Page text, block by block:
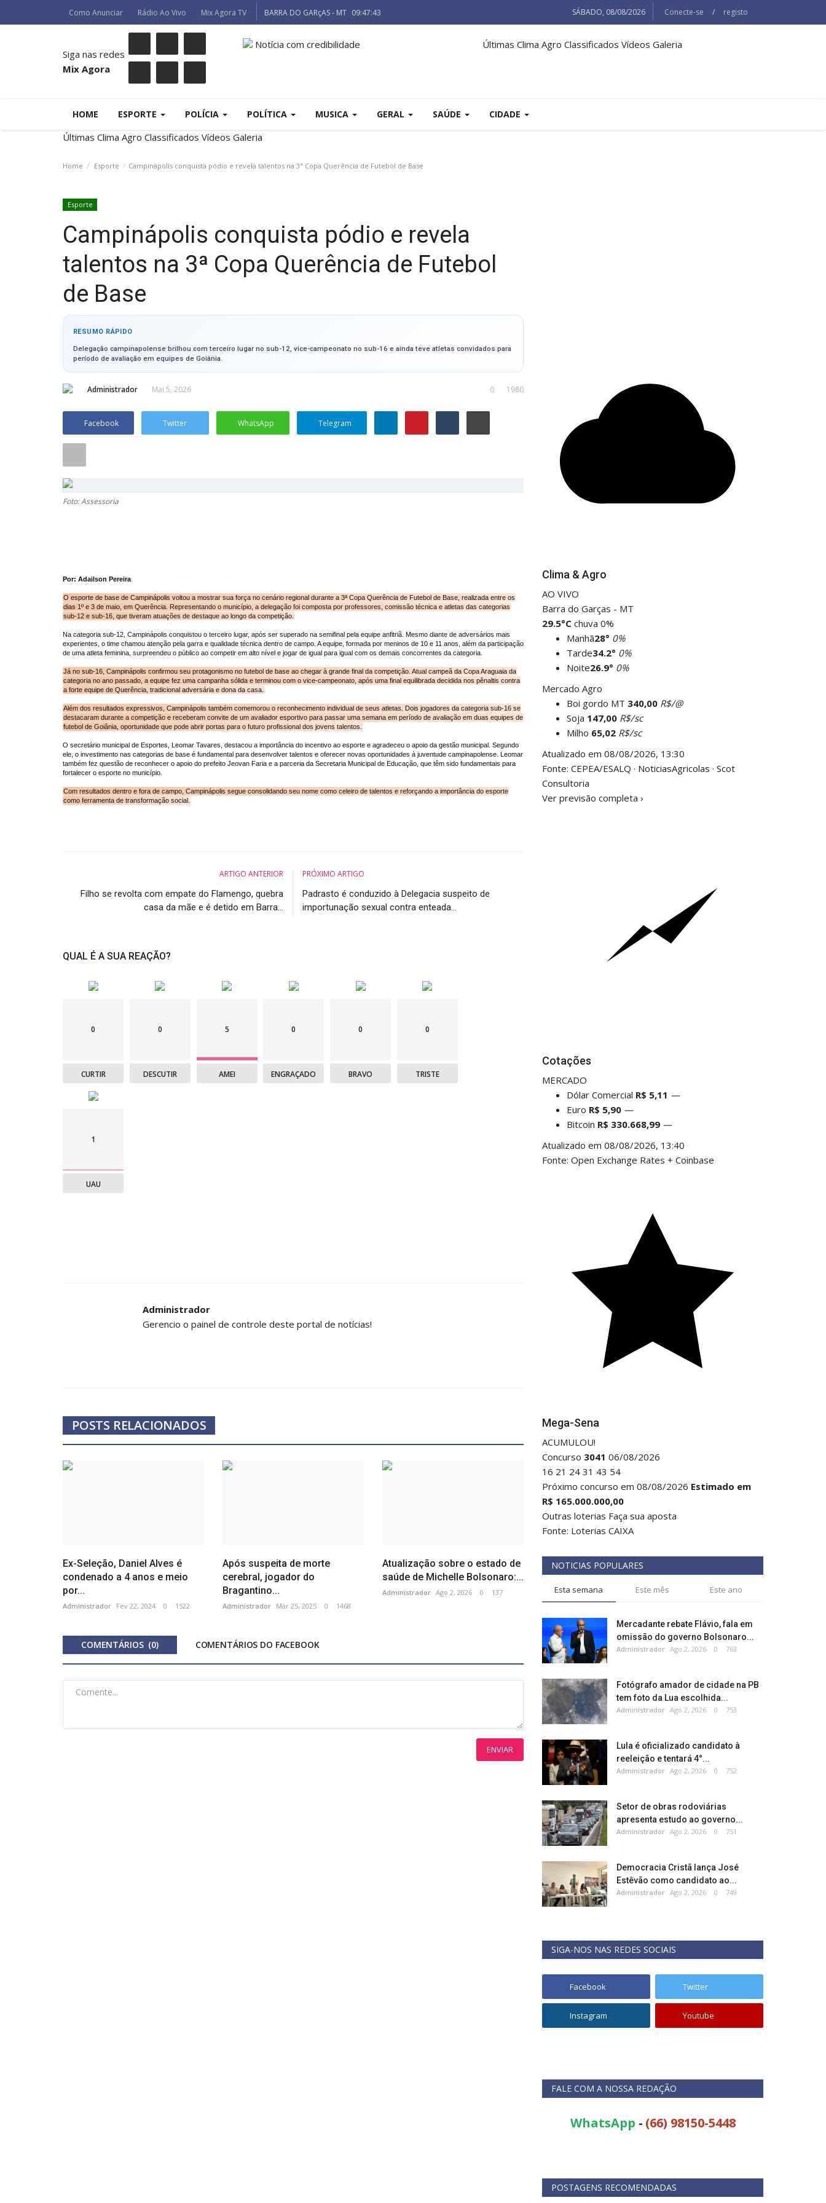
Como Anunciar Rádio Ao Vivo Mix Agora TV BARRA DO GARçAS - MT 09:47:44 SÁBADO, 08/08/2026 Conecte-se / registo
Siga nas redes
Mix Agora
Notícia com credibilidade Últimas Clima Agro Classificados Vídeos Galeria
HOME ESPORTE POLÍCIA POLÍTICA MUSICA GERAL SAÚDE CIDADE
Últimas Clima Agro Classificados Vídeos Galeria
Home Esporte Campinápolis conquista pódio e revela talentos na 3ª Copa Querência de Futebol de Base
Esporte
Campinápolis conquista pódio e revela
talentos na 3ª Copa Querência de Futebol
de Base
RESUMO RÁPIDO
Delegação campinapolense brilhou com terceiro lugar no sub-12, vice-campeonato no sub-16 e ainda teve atletas convidados para
período de avaliação em equipes de Goiânia.
Administrador Mai 5, 2026 1980
0
Facebook Twitter WhatsApp Telegram
Foto: Assessoria
Por: Adailson Pereira
O esporte de base de Campinápolis voltou a mostrar sua força no cenário regional durante a 3ª Copa Querência de Futebol de Base, realizada entre os
dias 1º e 3 de maio, em Querência. Representando o município, a delegação foi composta por professores, comissão técnica e atletas das categorias
sub-12 e sub-16, que tiveram atuações de destaque ao longo da competição.
Na categoria sub-12, Campinápolis conquistou o terceiro lugar, após ser superado na semifinal pela equipe anfitriã. Mesmo diante de adversários mais
experientes, o time chamou atenção pela garra e qualidade técnica dentro de campo. A equipe, formada por meninos de 10 e 11 anos, além da participação
de uma atleta feminina, surpreendeu o público ao competir em alto nível e jogar de igual para igual com os demais concorrentes da categoria.
Já no sub-16, Campinápolis confirmou seu protagonismo no futebol de base ao chegar à grande final da competição. Atual campeã da Copa Araguaia da
categoria no ano passado, a equipe fez uma campanha sólida e terminou com o vice-campeonato, após uma final equilibrada decidida nos pênaltis contra
a forte equipe de Querência, tradicional adversária e dona da casa.
Além dos resultados expressivos, Campinápolis também comemorou o reconhecimento individual de seus atletas. Dois jogadores da categoria sub-16 se
destacaram durante a competição e receberam convite de um avaliador esportivo para passar uma semana em período de avaliação em duas equipes de
futebol de Goiânia, oportunidade que pode abrir portas para o futuro profissional dos jovens talentos.
O secretário municipal de Esportes, Leomar Tavares, destacou a importância do incentivo ao esporte e agradeceu o apoio da gestão municipal. Segundo
ele, o investimento nas categorias de base é fundamental para desenvolver talentos e oferecer novas oportunidades à juventude campinapolense. Leomar
também fez questão de reconhecer o apoio do prefeito Jeovan Faria e a parceria da Secretaria Municipal de Educação, que têm sido fundamentais para
fortalecer o esporte no município.
Com resultados dentro e fora de campo, Campinápolis segue consolidando seu nome como celeiro de talentos e reforçando a importância do esporte
como ferramenta de transformação social.
ARTIGO ANTERIOR
Filho se revolta com empate do Flamengo, quebra
casa da mãe e é detido em Barra...
PRÓXIMO ARTIGO
Padrasto é conduzido à Delegacia suspeito de
importunação sexual contra enteada...
QUAL É A SUA REAÇÃO?
0
CURTIR
0
DESCUTIR
5
AMEI
0
ENGRAÇADO
0
BRAVO
0
TRISTE
1
UAU
Administrador
Gerencio o painel de controle deste portal de notícias!
POSTS RELACIONADOS
Ex-Seleção, Daniel Alves é
condenado a 4 anos e meio
por...
Administrador Fev 22, 2024 0 1522
Após suspeita de morte
cerebral, jogador do
Bragantino...
Administrador Mar 25, 2025 0 1468
Atualização sobre o estado de
saúde de Michelle Bolsonaro:...
Administrador Ago 2, 2026 0 137
COMENTÁRIOS (0) COMENTÁRIOS DO FACEBOOK
ENVIAR
Clima & Agro
AO VIVO
Barra do Garças - MT
29.5°C chuva 0%
Manhã28° 0%
Tarde34.2° 0%
Noite26.9° 0%
Mercado Agro
Boi gordo MT 340,00 R$/@
Soja 147,00 R$/sc
Milho 65,02 R$/sc
Atualizado em 08/08/2026, 13:30
Fonte: CEPEA/ESALQ · NoticiasAgricolas · Scot
Consultoria
Ver previsão completa ›
Cotações
MERCADO
Dólar Comercial R$ 5,11 —
Euro R$ 5,90 —
Bitcoin R$ 330.668,99 —
Atualizado em 08/08/2026, 13:40
Fonte: Open Exchange Rates + Coinbase
Mega-Sena
ACUMULOU!
Concurso 3041 06/08/2026
16 21 24 31 43 54
Próximo concurso em 08/08/2026 Estimado em
R$ 165.000.000,00
Outras loterias Faça sua aposta
Fonte: Loterias CAIXA
NOTICIAS POPULARES
Esta semana Este mês Este ano
Mercadante rebate Flávio, fala em
omissão do governo Bolsonaro...
Administrador Ago 2, 2026 0 763
Fotógrafo amador de cidade na PB
tem foto da Lua escolhida...
Administrador Ago 2, 2026 0 753
Lula é oficializado candidato à
reeleição e tentará 4°...
Administrador Ago 2, 2026 0 752
Setor de obras rodoviárias
apresenta estudo ao governo...
Administrador Ago 2, 2026 0 751
Democracia Cristã lança José
Estêvão como candidato ao...
Administrador Ago 2, 2026 0 749
SIGA-NOS NAS REDES SOCIAIS
Facebook Twitter
Instagram Youtube
FALE COM A NOSSA REDAÇÃO
WhatsApp - (66) 98150-5448
POSTAGENS RECOMENDADAS